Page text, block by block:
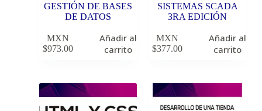
GESTIÓN DE BASES
DE DATOS
MXN
$973.00
Añadir al
carrito
SISTEMAS SCADA
3RA EDICIÓN
MXN
$377.00
Añadir al
carrito